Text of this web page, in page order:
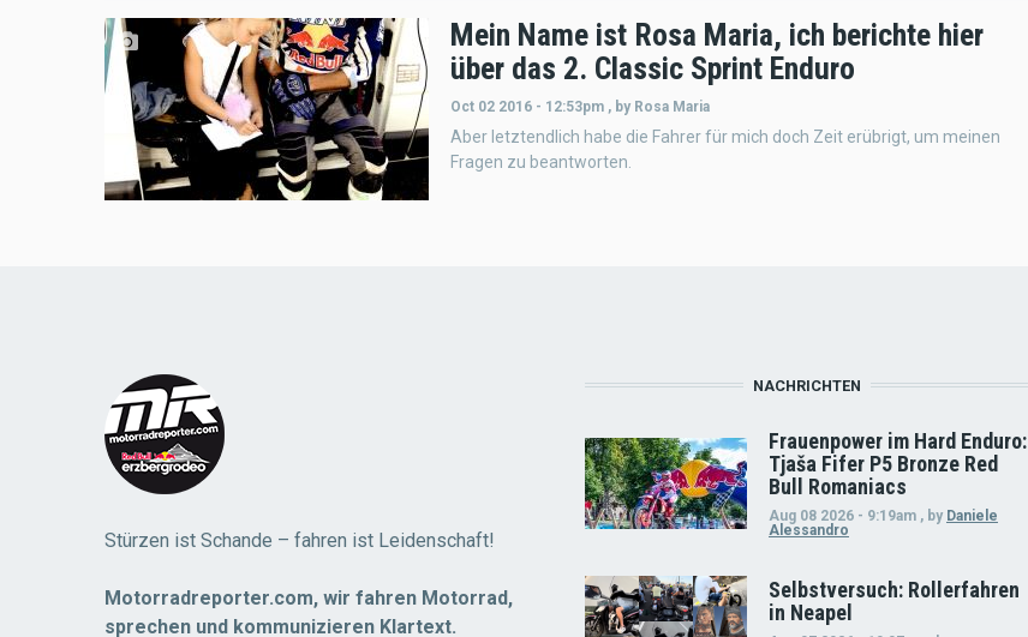
Mein Name ist Rosa Maria, ich berichte hier
über das 2. Classic Sprint Enduro
Oct 02 2016 - 12:53pm , by Rosa Maria
Aber letztendlich habe die Fahrer für mich doch Zeit erübrigt, um meinen
Fragen zu beantworten.
Stürzen ist Schande – fahren ist Leidenschaft!
Motorradreporter.com, wir fahren Motorrad,
sprechen und kommunizieren Klartext.
NACHRICHTEN
Frauenpower im Hard Enduro:
Tjaša Fifer P5 Bronze Red
Bull Romaniacs
Aug 08 2026 - 9:19am , by Daniele
Alessandro
Selbstversuch: Rollerfahren
in Neapel